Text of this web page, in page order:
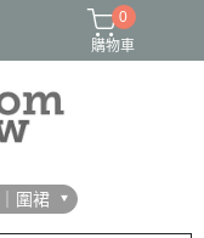
0
購物車
圍裙